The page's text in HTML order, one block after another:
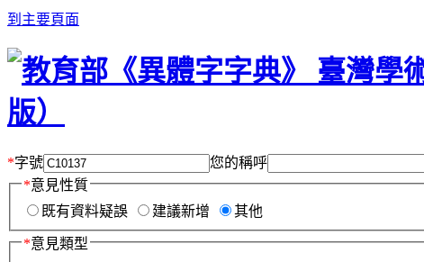
到主要頁面
*字號 您的稱呼
*意見性質
既有資料疑誤
建議新增 其他
*意見類型